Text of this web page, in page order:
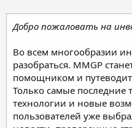
Добро пожаловать на
Во всем многообразии
разобраться. MMGP
помощником и
Только самые последние
технологии и новые
пользователей уже